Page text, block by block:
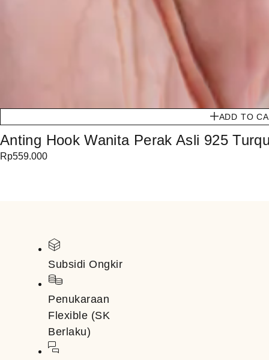
ADD TO
Anting Hook Wanita Perak Asli 925
Rp559.000
Subsidi Ongkir
Penukaraan
Flexible (SK
Berlaku)